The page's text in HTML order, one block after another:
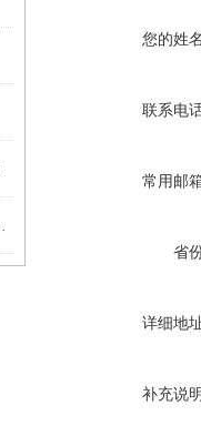
您的姓
联系电
常用邮
省
详细地
补充说